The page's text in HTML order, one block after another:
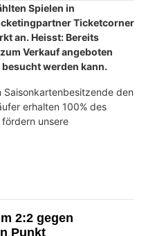
Spielen in
Ticketcorner
an. Heisst: Bereits
Verkauf angeboten
werden kann.
Saisonkartenbesitzende den
erhalten 100% des
unsere
2:2 gegen
Punkt